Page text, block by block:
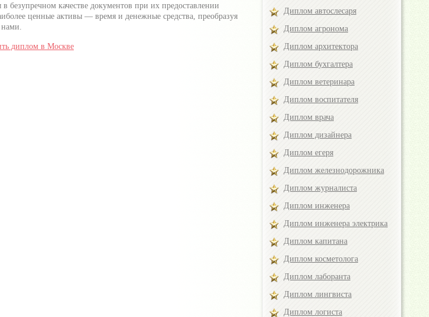
качестве документов при их предоставлении
ценные активы — время и денежные средства, преобразуя
диплом в Москве
Диплом автослесаря
Диплом агронома
Диплом архитектора
Диплом бухгалтера
Диплом ветеринара
Диплом воспитателя
Диплом врача
Диплом дизайнера
Диплом егеря
Диплом железнодорожника
Диплом журналиста
Диплом инженера
Диплом инженера электрика
Диплом капитана
Диплом косметолога
Диплом лаборанта
Диплом лингвиста
Диплом логиста